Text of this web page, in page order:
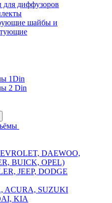
для диффузоров
шайбы и
1Din
2 Din
DAEWOO,
BUICK, OPEL)
JEEP, DODGE
ACURA, SUZUKI
KIA